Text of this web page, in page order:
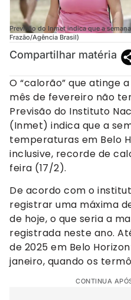
Previsão do Inmet indica que a
Frazão/Agência Brasil)
Compartilhar matéria
O “calorão” que atinge
mês de fevereiro não
Previsão do Instituto
(Inmet) indica que a
temperaturas em Belo
inclusive, recorde de
feira (17/2).
De acordo com o
registrar uma máxima
de hoje, o que seria a
registrada neste ano.
de 2025 em Belo
janeiro, quando os
CONTINUA